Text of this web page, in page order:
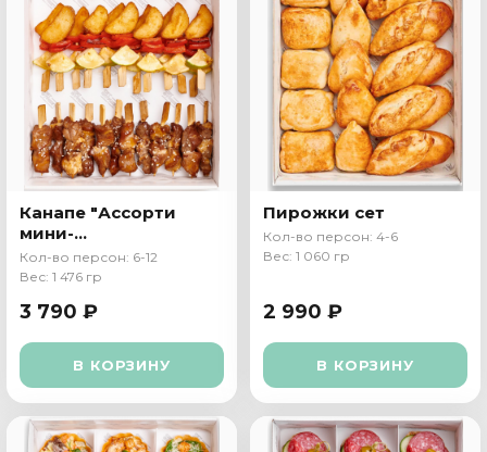
Канапе "Ассорти
мини-
шашлычков"
Кол-во персон: 6-12
Вес: 1 476 гр
3 790 ₽
В КОРЗИНУ
Пирожки сет
Кол-во персон: 4-6
Вес: 1 060 гр
2 990 ₽
В КОРЗИНУ